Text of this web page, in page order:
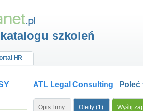
szkoleń
HR
ATL Legal Consulting Poleć
Opis firmy Oferty (1) Wyślij